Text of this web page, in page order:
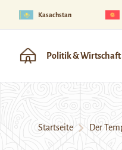
Kasachstan
Politik & Wirtschaft
Startseite Der